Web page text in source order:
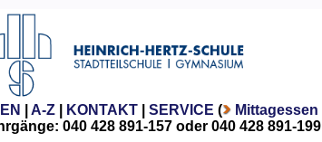
A-Z| KONTAKT| SERVICE ( Mittagessen
040 428 891-157 oder 040 428 891-199